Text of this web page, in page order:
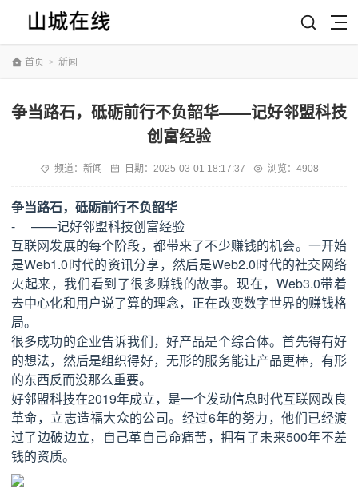
首页 > 新闻
争当路石，砥砺前行不负韶华——记好邻盟科技
创富经验
频道： 新闻 日期： 2025-03-01 18:17:37 浏览：4908
争当路石，砥砺前行不负韶华
- ——记好邻盟科技创富经验
互联网发展的每个阶段，都带来了不少赚钱的机会。一开始
是Web1.0时代的资讯分享，然后是Web2.0时代的社交网络
火起来，我们看到了很多赚钱的故事。现在，Web3.0带着
去中心化和用户说了算的理念，正在改变数字世界的赚钱格
局。
很多成功的企业告诉我们，好产品是个综合体。首先得有好
的想法，然后是组织得好，无形的服务能让产品更棒，有形
的东西反而没那么重要。
好邻盟科技在2019年成立，是一个发动信息时代互联网改良
革命，立志造福大众的公司。经过6年的努力，他们已经渡
过了边破边立，自己革自己命痛苦，拥有了未来500年不差
钱的资质。